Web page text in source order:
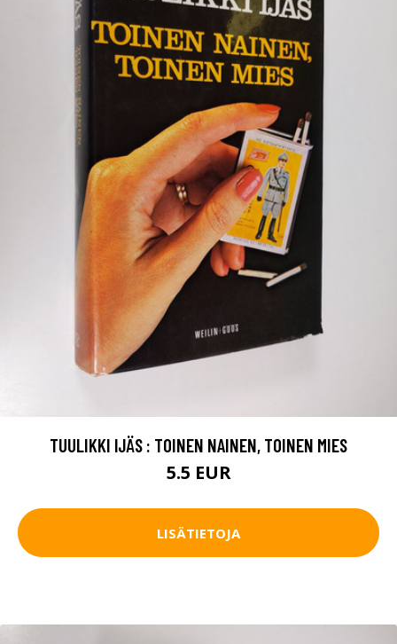
TUULIKKI IJÄS : TOINEN NAINEN, TOINEN MIES
5.5 EUR
LISÄTIETOJA